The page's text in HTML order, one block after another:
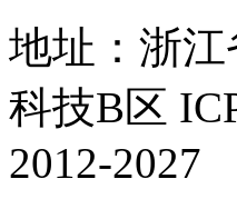
地址：浙
科技B区
2012-2027